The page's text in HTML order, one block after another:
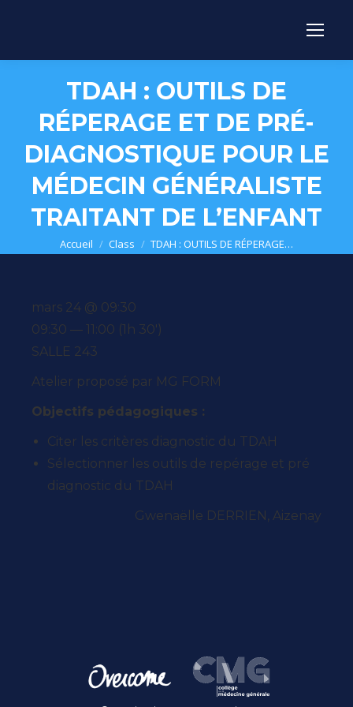
TDAH : OUTILS DE
RÉPERAGE ET DE PRÉ-
DIAGNOSTIQUE POUR LE
MÉDECIN GÉNÉRALISTE
TRAITANT DE L’ENFANT
Vous êtes ici :
Accueil Class TDAH : OUTILS DE RÉPERAGE…
Objectifs pédagogiques :
Citer les critères diagnostic du TDAH
Sélectionner les outils de repérage et pré
diagnostic du TDAH
Gwenaëlle DERRIEN, Aizenay
mars 24 @ 09:30
09:30 — 11:00 (1h 30′)
SALLE 243
Atelier proposé par MG FORM